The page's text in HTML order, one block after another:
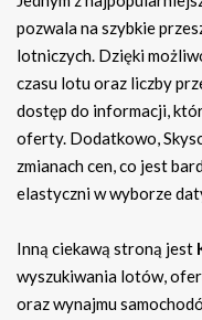
pozwala na szybkie
lotniczych. Dzięki
czasu lotu oraz liczby
dostęp do informacji,
oferty. Dodatkowo,
zmianach cen, co jest
elastyczni w wyborze
Inną ciekawą stroną jest
wyszukiwania lotów,
oraz wynajmu